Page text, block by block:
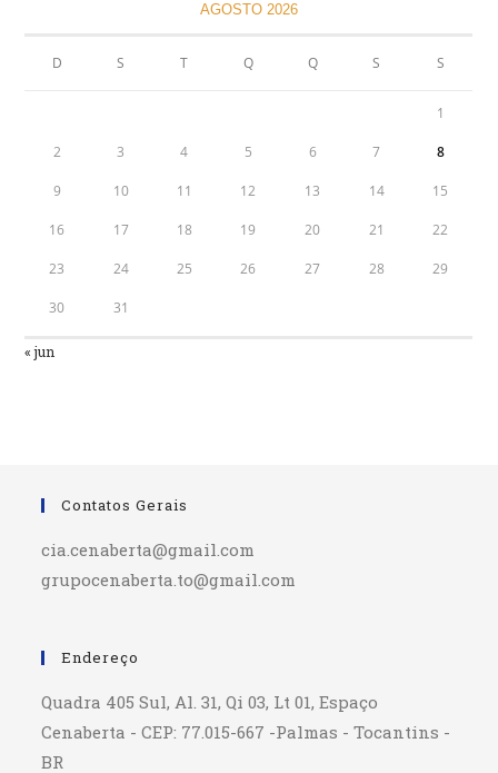
AGOSTO 2026
D S T Q Q S S
1
2 3 4 5 6 7 8
9 10 11 12 13 14 15
16 17 18 19 20 21 22
23 24 25 26 27 28 29
30 31
« jun
Contatos Gerais
cia.cenaberta@gmail.com
grupocenaberta.to@gmail.com
Endereço
Quadra 405 Sul, Al. 31, Qi 03, Lt 01, Espaço
Cenaberta - CEP: 77.015-667 -Palmas - Tocantins -
BR